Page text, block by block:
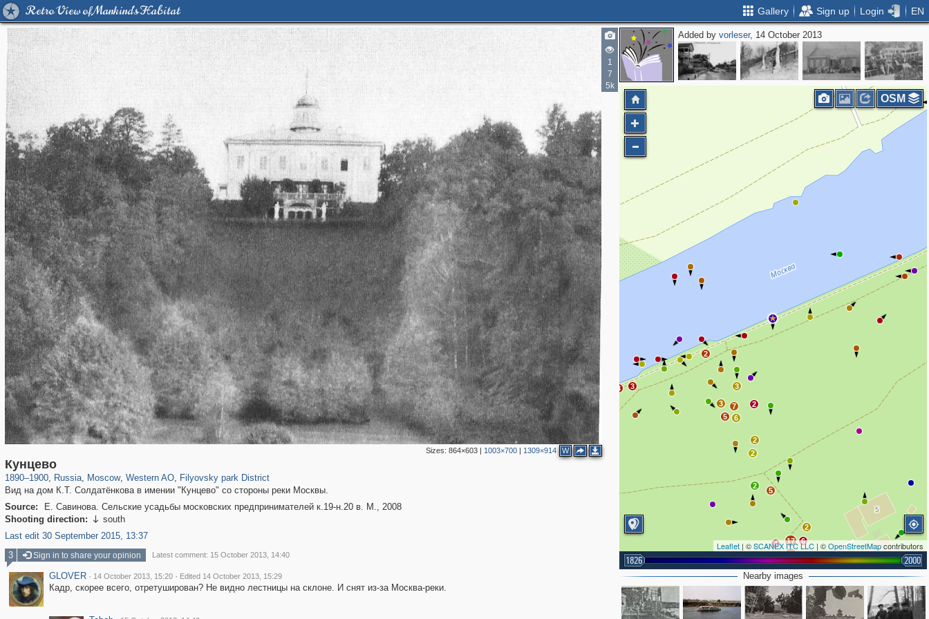
Retro View of Mankind's Habitat Gallery Sign up Login EN
1
7
5k
Sizes: 864×603| 1003×700| 1309×914 W
Кунцево
1890–1900, Russia, Moscow
319,861
, Western AO, Filyovsky park District
Вид на дом К.Т. Солдатёнкова в имении "Кунцево" со стороны реки Москвы.
Source:
Е. Савинова. Сельские усадьбы московских предпринимателей к.19-н.20 в. М., 2008
Shooting direction:  south
Last edit 30 September 2015, 13:37
Added byvorleser, 14 October 2013
7
3
6
3
6
17
11
2
4
2
3
3
3
7
6
5
2
2
2
5
2
3
2
Leaflet | ©SCANEX ITC LLC | ©OpenStreetMapcontributors
1826 2000
OSM
Nearby images
3 Sign in to share your opinion Latest comment: 15 October 2013, 14:40
GLOVER · 14 October 2013, 15:20 · Edited 14 October 2013, 15:29
Кадр, скорее всего, отретуширован? Не видно лестницы на склоне. И снят из-за Москва-реки.